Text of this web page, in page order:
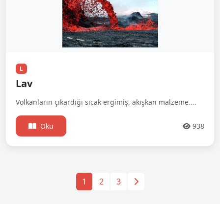
L
Lav
Volkanların çıkardığı sıcak ergimiş, akışkan malzeme....
Oku 938
1 2 3